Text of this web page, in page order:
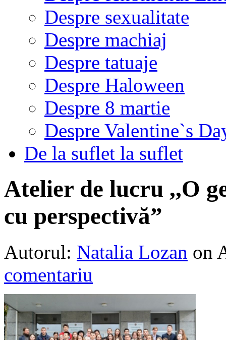
Despre sexualitate
Despre machiaj
Despre tatuaje
Despre Haloween
Despre 8 martie
Despre Valentine`s
De la suflet la suflet
Atelier de lucru ,,O
cu perspectivă”
Autorul: Natalia Lozan on
comentariu